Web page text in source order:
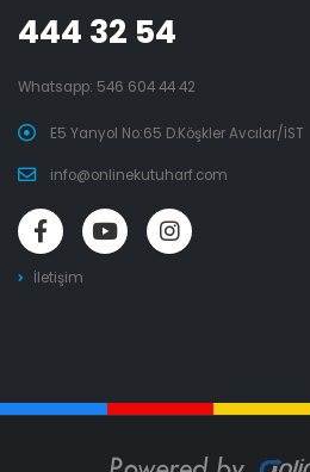
444 32 54
Whatsapp: 546 604 44 42
E5 Yanyol No:65 D.Köşkler Avcılar/İST
info@onlinekutuharf.com
İletişim